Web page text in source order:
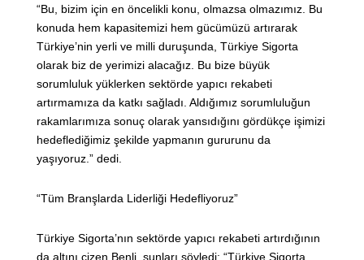
“Bu, bizim için en öncelikli konu, olmazsa olmazımız. Bu
konuda hem kapasitemizi hem gücümüzü artırarak
Türkiye’nin yerli ve milli duruşunda, Türkiye Sigorta
olarak biz de yerimizi alacağız. Bu bize büyük
sorumluluk yüklerken sektörde yapıcı rekabeti
artırmamıza da katkı sağladı. Aldığımız sorumluluğun
rakamlarımıza sonuç olarak yansıdığını gördükçe işimizi
hedeflediğimiz şekilde yapmanın gururunu da
yaşıyoruz.” dedi.
“Tüm Branşlarda Liderliği Hedefliyoruz”
Türkiye Sigorta’nın sektörde yapıcı rekabeti artırdığının
da altını çizen Benli, şunları söyledi: “Türkiye Sigorta